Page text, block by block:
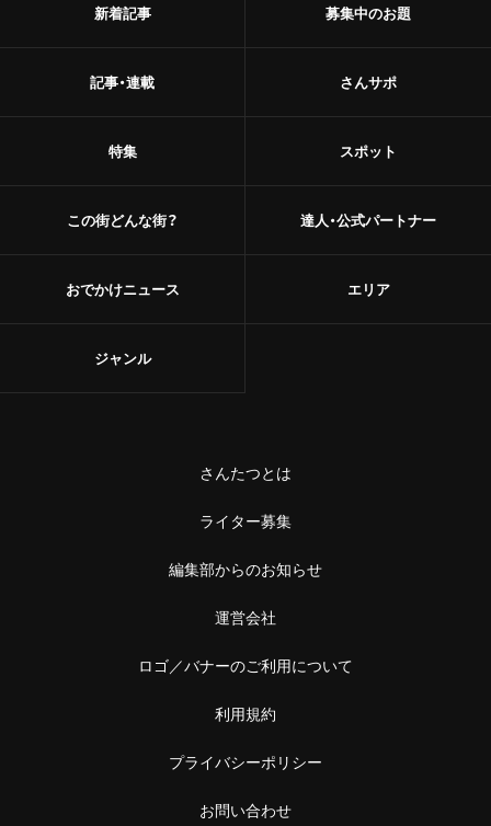
新着記事
記事・連載
特集
この街どんな街？
おでかけニュース
募集中のお題
さんサポ
スポット
達人・公式パートナー
エリア
ジャンル
さんたつとは
ライター募集
編集部からのお知らせ
運営会社
ロゴ／バナーのご利用について
利用規約
プライバシーポリシー
お問い合わせ